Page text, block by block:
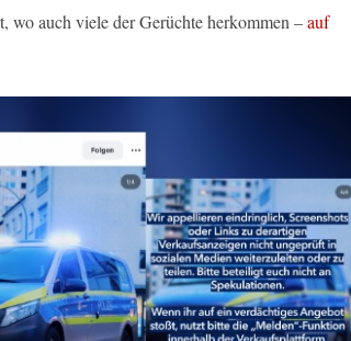
wo auch viele der Gerüchte herkommen –auf